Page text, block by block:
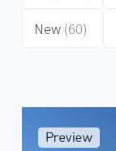
New (60)